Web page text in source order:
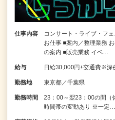
仕事内容
コンサート・ライブ・フ
お仕事 ■案内／整理業務
の案内 ■販売業務 イベ…
給与 日給30,000円+交通費※深
勤務地 東京都／千葉県
勤務時間
23：00～翌23：00の間（
時間帯の変動あり ※一定…